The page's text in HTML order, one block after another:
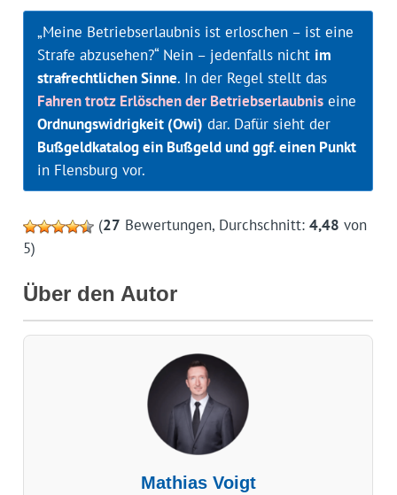
„Meine Betriebserlaubnis ist erloschen – ist eine
Strafe abzusehen?“ Nein – jedenfalls nicht im
strafrechtlichen Sinne. In der Regel stellt das
Fahren trotz Erlöschen der Betriebserlaubniseine
Ordnungswidrigkeit (Owi) dar. Dafür sieht der
Bußgeldkatalog ein Bußgeld und ggf. einen Punkt
in Flensburg vor.
(27 Bewertungen, Durchschnitt: 4,48 von
5)
Über den Autor
Mathias Voigt